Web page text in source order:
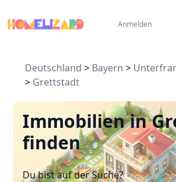
Anmelden
Deutschland > Bayern >
> Grettstadt
Immobilien in
finden
Du bist auf der Suche?